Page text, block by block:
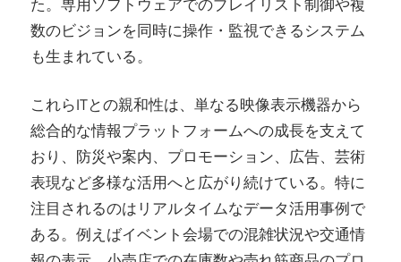
数のビジョンを同時に操作・監視できるシステム
も生まれている。
これらITとの親和性は、単なる映像表示機器から
総合的な情報プラットフォームへの成長を支えて
おり、防災や案内、プロモーション、広告、芸術
表現など多様な活用へと広がり続けている。特に
注目されるのはリアルタイムなデータ活用事例で
ある。例えばイベント会場での混雑状況や交通情